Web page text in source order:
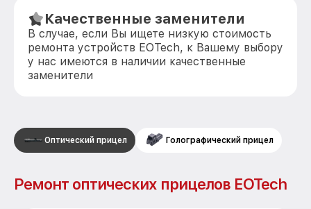
Качественные заменители
В случае, если Вы ищете низкую стоимость
ремонта устройств EOTech, к Вашему выбору
у нас имеются в наличии качественные
заменители
Оптический прицел Голографический прицел
Ремонт оптических прицелов EOTech